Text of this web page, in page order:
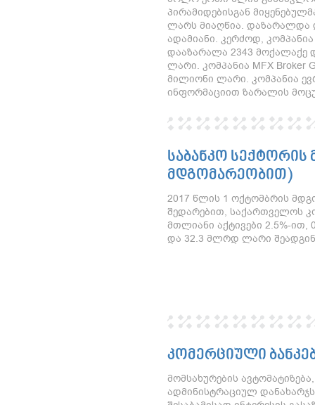
პირამიდებისგან
ლარს მიაღწია. დაზარალდა
ადამიანი. კერძოდ,
დააზარალა 2343 მოქალაქე
ლარი. კომპანია MFX Broker
მილიონი ლარი. კომპანია
ინფორმაციით ზარალის
ᲡᲐᲑᲐᲜᲙᲝ ᲡᲔᲥᲢᲝᲠᲘᲡ
ᲛᲓᲒᲝᲛᲐᲠᲔᲝᲑᲘᲗ)
2017 წლის 1 ოქტომბრის
შედარებით, საქართველოს
მთლიანი აქტივები 2.5%-
და 32.3 მლრდ ლარი
ᲙᲝᲛᲔᲠᲪᲘᲣᲚᲘ
მომსახურების
ადმინისტრაციულ